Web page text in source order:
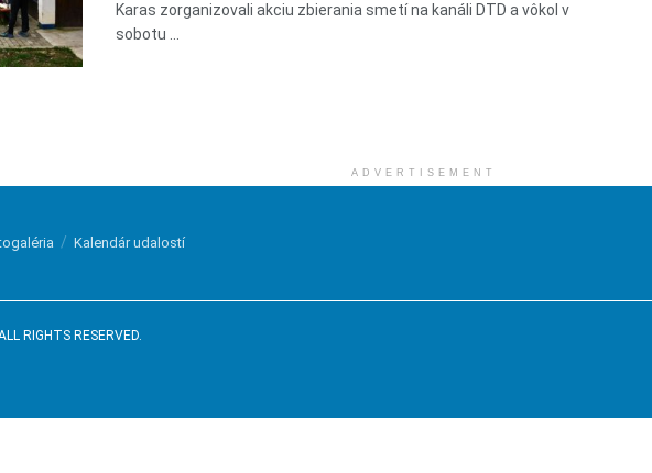
Karas zorganizovali akciu zbierania smetí na kanáli DTD a vôkol v
sobotu ...
ADVERTISEMENT
Kalendár udalostí
RIGHTS RESERVED.